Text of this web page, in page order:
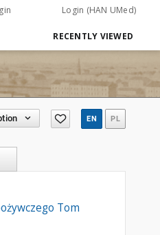
Login (HAN UMed)
RECENTLY VIEWED
EN PL
Tom